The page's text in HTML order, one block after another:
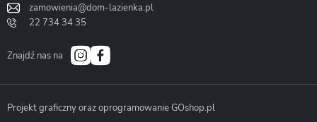
Bath&Spa
zamowienia@dom-lazienka.pl
22 734 34 35
Znajdź nas na
Projekt graficzny oraz oprogramowanie GOshop.pl